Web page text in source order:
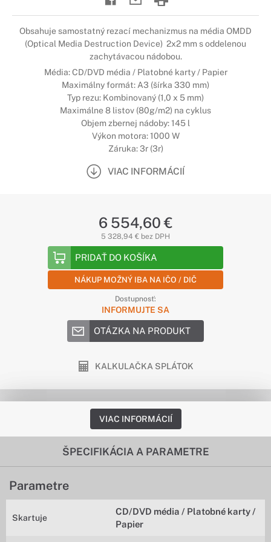
Obsahuje samostatný rezací mechanizmus na média OMDD
(Optical Media Destruction Device) 2x2 mm s oddelenou
zachytávacou nádobou.
Média: CD/DVD média / Platobné karty / Papier
Maximálny formát: A3 (šírka 330 mm)
Typ rezu: Kombinovaný (1,0 x 5 mm)
Maximálne 8 listov (80g/m2) na cyklus
Objem zbernej nádoby: 145 l
Výkon motora: 1000 W
Záruka: 3r (3r)
VIAC INFORMÁCIÍ
6 554,60 €
5 328,94 € bez DPH
PRIDAŤ DO KOŠÍKA
NÁKUP MOŽNÝ IBA NA IČO / DIČ
Dostupnosť:
INFORMUJTE SA
OTÁZKA NA PRODUKT
KALKULAČKA SPLÁTOK
VIAC INFORMÁCIÍ
ŠPECIFIKÁCIA A PARAMETRE
Parametre
Skartuje
CD/DVD média / Platobné karty /
Papier